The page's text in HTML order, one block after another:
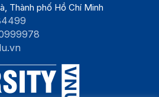
Thành phố Hồ Chí Minh